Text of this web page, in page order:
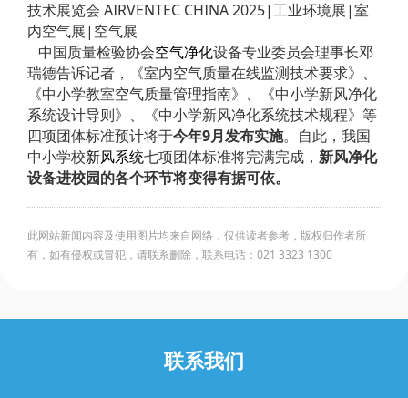
中国质量检验协会空气净化设备专业委员会理事长邓
瑞德告诉记者，《室内空气质量在线监测技术要求》、
《中小学教室空气质量管理指南》、《中小学新风净化
系统设计导则》、《中小学新风净化系统技术规程》等
四项团体标准预计将于今年9月发布实施。自此，我国
中小学校新风系统七项团体标准将完满完成， 新风净化
设备进校园的各个环节将变得有据可依。
此网站新闻内容及使用图片均来自网络，仅供读者参考，版权归作者所
有，如有侵权或冒犯，请联系删除，联系电话：021 3323 1300
联系我们